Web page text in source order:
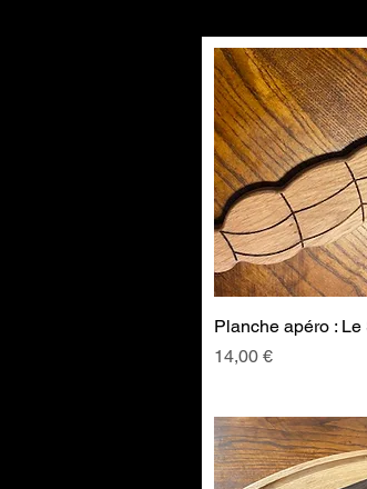
Aperçu
Planche apéro :
Prix
14,00 €